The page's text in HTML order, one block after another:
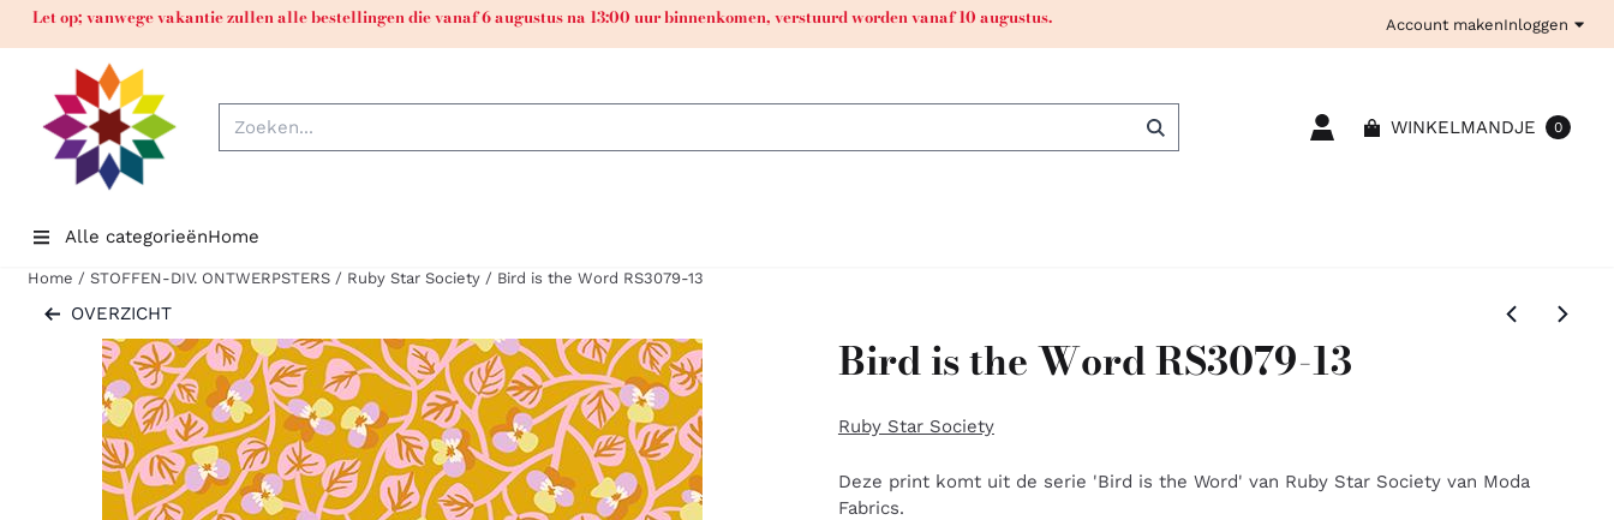
Cookievoorkeuren zijn momenteel gesloten.
Let op; vanwege vakantie zullen alle bestellingen die vanaf 6 augustus na 13:00 uur binnenkomen, verstuurd worden vanaf 10 augustus. Account makenInloggen
Zoeken
WINKELMANDJE 0
Alle categorieënHome
Home / STOFFEN-DIV. ONTWERPSTERS / Ruby Star Society / Bird is the Word RS3079-13
OVERZICHT
Bird is the Word RS3079-13
Ruby Star Society
Deze print komt uit de serie 'Bird is the Word' van Ruby Star Society van Moda
Fabrics.